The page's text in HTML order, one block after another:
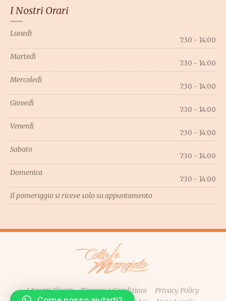
I Nostri Orari
Lunedì
7:30 - 14:00
Martedì
7:30 - 14:00
Mercoledì
7:30 - 14:00
Giovedì
7:30 - 14:00
Venerdì
7:30 - 14:00
Sabato
7:30 - 14:00
Domenica
7:30 - 14:00
Il pomeriggio si riceve solo su appuntamento
I Nostri Clienti Termini e Condizioni
Privacy Policy